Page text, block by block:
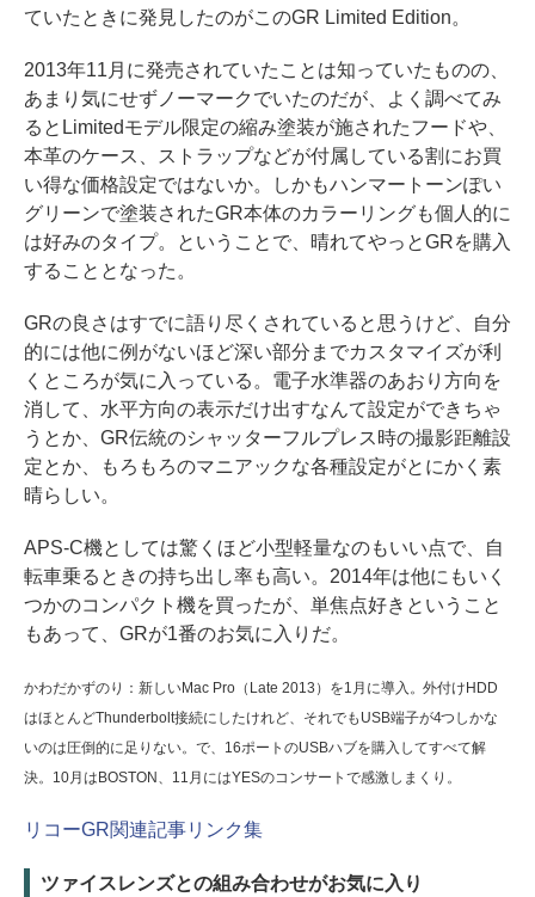
ていたときに発見したのがこのGR Limited Edition。
2013年11月に発売されていたことは知っていたものの、
あまり気にせずノーマークでいたのだが、よく調べてみ
るとLimitedモデル限定の縮み塗装が施されたフードや、
本革のケース、ストラップなどが付属している割にお買
い得な価格設定ではないか。しかもハンマートーンぽい
グリーンで塗装されたGR本体のカラーリングも個人的に
は好みのタイプ。ということで、晴れてやっとGRを購入
することとなった。
GRの良さはすでに語り尽くされていると思うけど、自分
的には他に例がないほど深い部分までカスタマイズが利
くところが気に入っている。電子水準器のあおり方向を
消して、水平方向の表示だけ出すなんて設定ができちゃ
うとか、GR伝統のシャッターフルプレス時の撮影距離設
定とか、もろもろのマニアックな各種設定がとにかく素
晴らしい。
APS-C機としては驚くほど小型軽量なのもいい点で、自
転車乗るときの持ち出し率も高い。2014年は他にもいく
つかのコンパクト機を買ったが、単焦点好きということ
もあって、GRが1番のお気に入りだ。
かわだかずのり：新しいMac Pro（Late 2013）を1月に導入。外付けHDD
はほとんどThunderbolt接続にしたけれど、それでもUSB端子が4つしかな
いのは圧倒的に足りない。で、16ポートのUSBハブを購入してすべて解
決。10月はBOSTON、11月にはYESのコンサートで感激しまくり。
リコーGR関連記事リンク集
ツァイスレンズとの組み合わせがお気に入り